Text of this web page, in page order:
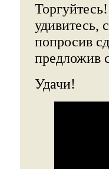
удивитесь,
попросив
предложив
Удачи!